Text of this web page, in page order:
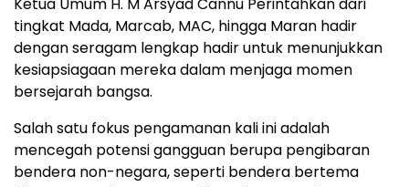
Ketua Umum H. M Arsyad Cannu Perintahkan dari
tingkat Mada, Marcab, MAC, hingga Maran hadir
dengan seragam lengkap hadir untuk menunjukkan
kesiapsiagaan mereka dalam menjaga momen
bersejarah bangsa.
Salah satu fokus pengamanan kali ini adalah
mencegah potensi gangguan berupa pengibaran
bendera non-negara, seperti bendera bertema